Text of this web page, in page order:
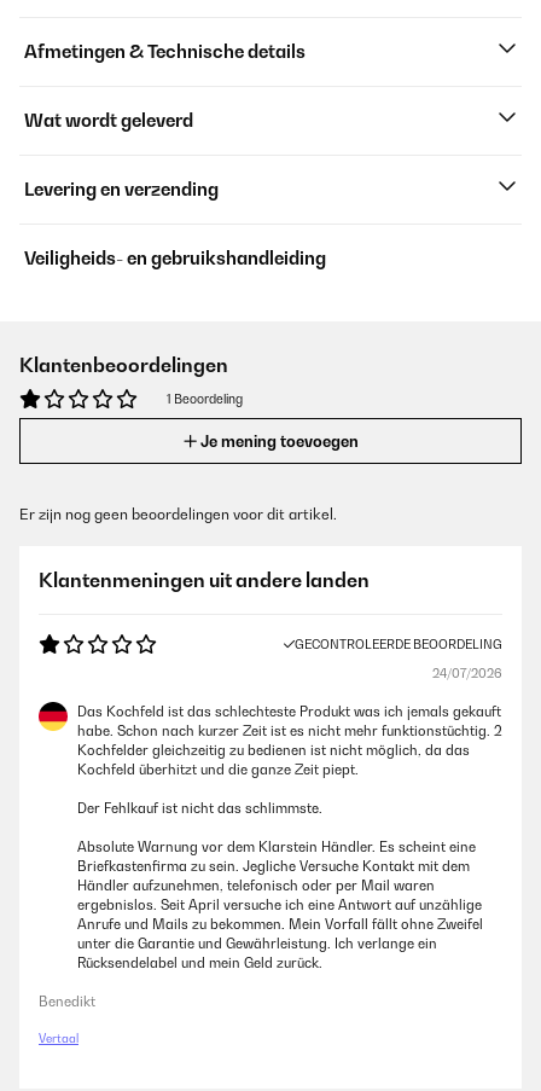
Afmetingen & Technische details
Wat wordt geleverd
Levering en verzending
Veiligheids- en gebruikshandleiding
Klantenbeoordelingen
1 Beoordeling
Je mening toevoegen
Er zijn nog geen beoordelingen voor dit artikel.
Klantenmeningen uit andere landen
GECONTROLEERDE BEOORDELING
24/07/2026
Das Kochfeld ist das schlechteste Produkt was ich jemals gekauft
habe. Schon nach kurzer Zeit ist es nicht mehr funktionstüchtig. 2
Kochfelder gleichzeitig zu bedienen ist nicht möglich, da das
Kochfeld überhitzt und die ganze Zeit piept.
Der Fehlkauf ist nicht das schlimmste.
Absolute Warnung vor dem Klarstein Händler. Es scheint eine
Briefkastenfirma zu sein. Jegliche Versuche Kontakt mit dem
Händler aufzunehmen, telefonisch oder per Mail waren
ergebnislos. Seit April versuche ich eine Antwort auf unzählige
Anrufe und Mails zu bekommen. Mein Vorfall fällt ohne Zweifel
unter die Garantie und Gewährleistung. Ich verlange ein
Rücksendelabel und mein Geld zurück.
Benedikt
Vertaal